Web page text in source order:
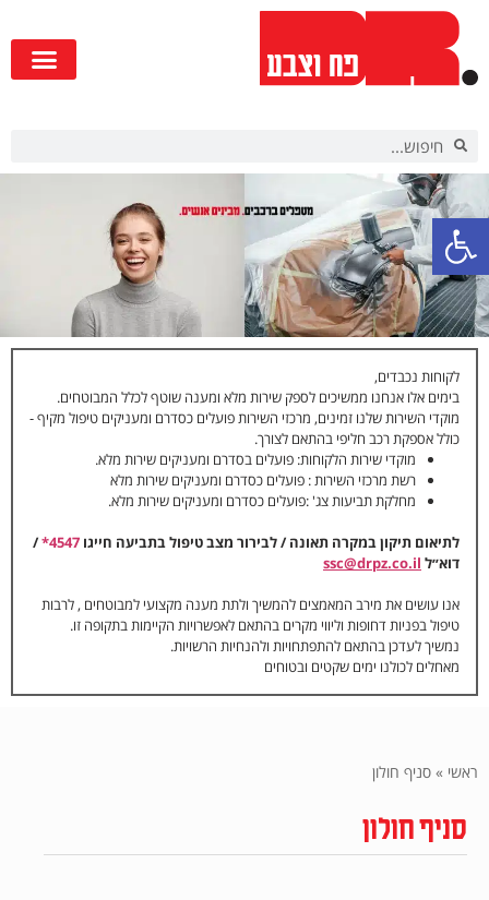
פתח סרגל נגישות
לקוחות נכבדים,
בימים אלו אנחנו ממשיכים לספק שירות מלא ומענה שוטף לכלל המבוטחים.
מוקדי השירות שלנו זמינים, מרכזי השירות פועלים כסדרם ומעניקים טיפול מקיף -
כולל אספקת רכב חליפי בהתאם לצורך.
מוקדי שירות הלקוחות: פועלים בסדרם ומעניקים שירות מלא.
רשת מרכזי השירות : פועלים כסדרם ומעניקים שירות מלא
מחלקת תביעות צג' :פועלים כסדרם ומעניקים שירות מלא.
לתיאום תיקון במקרה תאונה / לבירור מצב טיפול בתביעה חייגו 4547*
/
דוא״ל ssc@drpz.co.il
אנו עושים את מירב המאמצים להמשיך ולתת מענה מקצועי למבוטחים , לרבות
טיפול בפניות דחופות וליווי מקרים בהתאם לאפשרויות הקיימות בתקופה זו.
נמשיך לעדכן בהתאם להתפתחויות ולהנחיות הרשויות.
מאחלים לכולנו ימים שקטים ובטוחים
ראשי » סניף חולון
סניף חולון